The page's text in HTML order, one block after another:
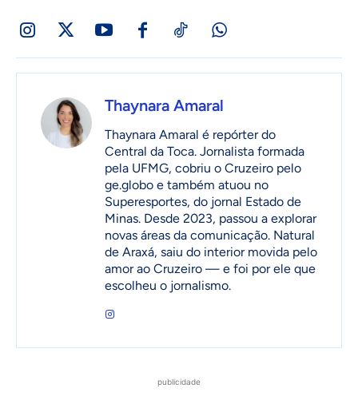
Thaynara Amaral
Thaynara Amaral é repórter do
Central da Toca. Jornalista formada
pela UFMG, cobriu o Cruzeiro pelo
ge.globo e também atuou no
Superesportes, do jornal Estado de
Minas. Desde 2023, passou a explorar
novas áreas da comunicação. Natural
de Araxá, saiu do interior movida pelo
amor ao Cruzeiro — e foi por ele que
escolheu o jornalismo.
publicidade